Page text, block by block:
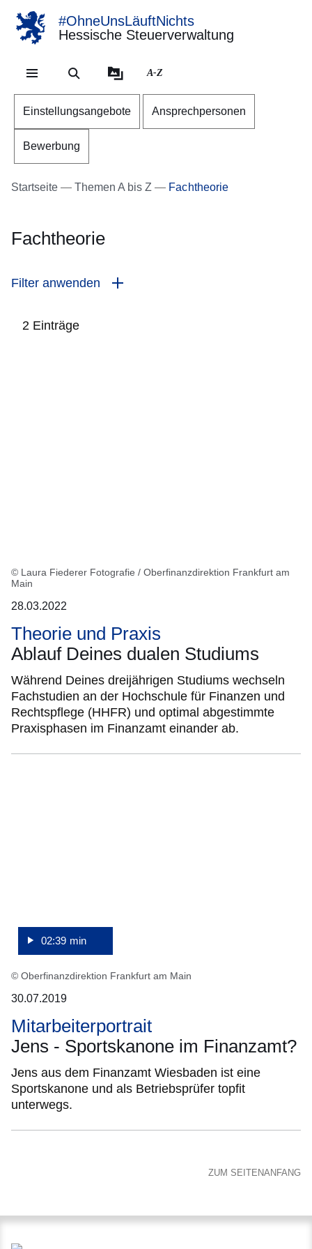
Direkt zum Kopf der
Direkt zum Inhalt
Direkt zum Fuß der
#OhneUnsLäuftNichts
Hessische Steuerverwaltung
A-Z
Einstellungsangebote Ansprechpersonen
Bewerbung
Startseite Themen A bis Z Fachtheorie
Fachtheorie
Filter anwenden
2 Einträge
© Laura Fiederer Fotografie / Oberfinanzdirektion Frankfurt am
Main
28.03.2022
Theorie und Praxis
Ablauf Deines dualen Studiums
Während Deines dreijährigen Studiums wechseln
Fachstudien an der Hochschule für Finanzen und
Rechtspflege (HHFR) und optimal abgestimmte
Praxisphasen im Finanzamt einander ab.
02:39 min
© Oberfinanzdirektion Frankfurt am Main
30.07.2019
Mitarbeiterportrait
Jens - Sportskanone im Finanzamt?
Jens aus dem Finanzamt Wiesbaden ist eine
Sportskanone und als Betriebsprüfer topfit
unterwegs.
ZUM SEITENANFANG